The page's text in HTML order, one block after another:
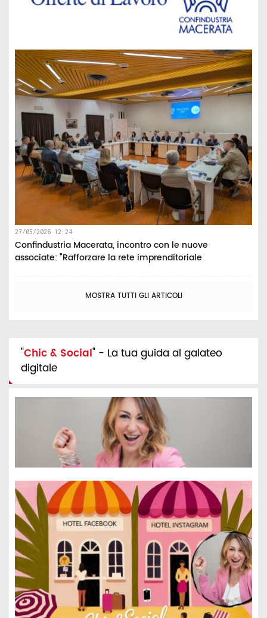
27/05/2026 12:24
Confindustria Macerata, incontro con le nuove
associate: “Rafforzare la rete imprenditoriale
MOSTRA TUTTI GLI ARTICOLI
"Chic & Social" - La tua guida al galateo
digitale